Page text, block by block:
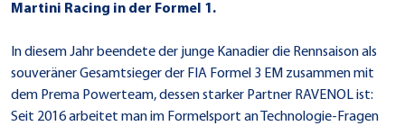
Martini Racing in der Formel 1.
In diesem Jahr beendete der junge Kanadier die Rennsaison als
souveräner Gesamtsieger der FIA Formel 3 EM zusammen mit
dem Prema Powerteam, dessen starker Partner RAVENOL ist:
Seit 2016 arbeitet man im Formelsport an Technologie-Fragen